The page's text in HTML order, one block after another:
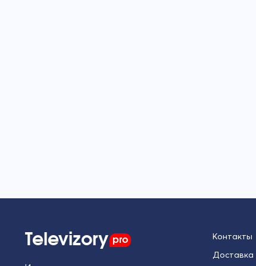
Televizory pro
Контакты
Доставка